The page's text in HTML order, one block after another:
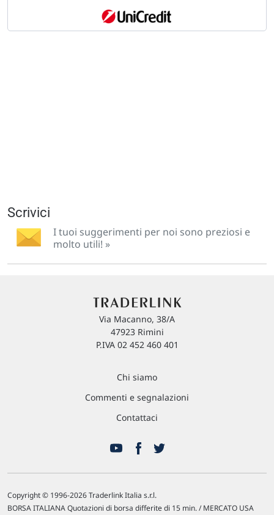
Scrivici
I tuoi suggerimenti per noi sono preziosi e
molto utili! »
Via Macanno, 38/A
47923 Rimini
P.IVA 02 452 460 401
Chi siamo
Commenti e segnalazioni
Contattaci
Copyright © 1996-2026 Traderlink Italia s.r.l.
BORSA ITALIANA Quotazioni di borsa differite di 15 min. / MERCATO USA